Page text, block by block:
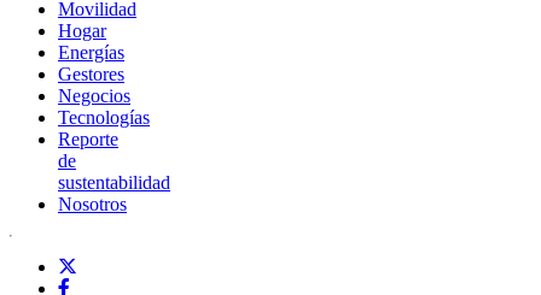
Movilidad
Hogar
Energías
Gestores
Negocios
Tecnologías
Reporte
de
sustentabilidad
Nosotros